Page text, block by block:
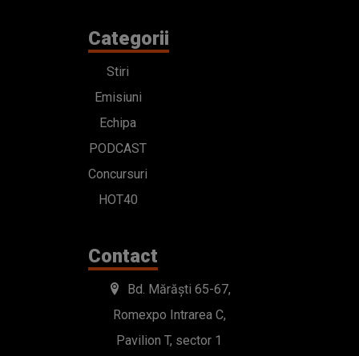
Categorii
Stiri
Emisiuni
Echipa
PODCAST
Concursuri
HOT40
Contact
Bd. Mărăști 65-67,
Romexpo Intrarea C,
Pavilion T, sector 1